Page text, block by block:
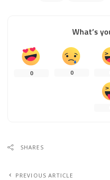
What’s
0 0
SHARES
PREVIOUS ARTICLE